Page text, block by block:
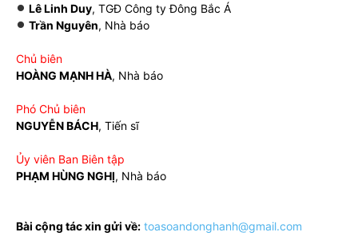
Lê Linh Duy, TGĐ Công ty Đông Bắc Á
Trần Nguyên, Nhà báo
Chủ biên
HOÀNG MẠNH HÀ, Nhà báo
Phó Chủ biên
NGUYỄN BÁCH, Tiến sĩ
Ủy viên Ban Biên tập
PHẠM HÙNG NGHỊ, Nhà báo
Bài cộng tác xin gửi về: toasoandonghanh@gmail.com